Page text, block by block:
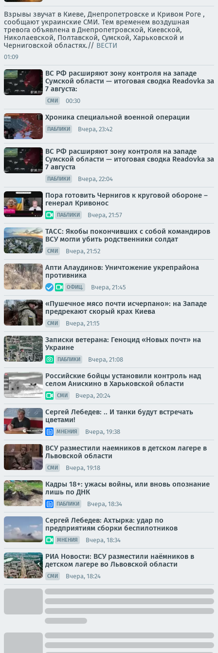
Взрывы звучат в Киеве, Днепропетровске и Кривом Роге ,
сообщают украинские СМИ. Тем временем воздушная
тревога объявлена в Днепропетровской, Киевской,
Николаевской, Полтавской, Сумской, Харьковской и
Черниговской областях.// ВЕСТИ
01:09
ВС РФ расширяют зону контроля на западе
Сумской области — итоговая сводка Readovka за
7 августа:
СМИ 00:30
Хроника специальной военной операции
ПАБЛИКИ Вчера, 23:42
ВС РФ расширяют зону контроля на западе
Сумской области — итоговая сводка Readovka за
7 августа
ПАБЛИКИ Вчера, 22:04
Пора готовить Чернигов к круговой обороне –
генерал Кривонос
ПАБЛИКИ Вчера, 21:57
ТАСС: Якобы покончивших с собой командиров
ВСУ могли убить родственники солдат
СМИ Вчера, 21:52
Апти Алаудинов: Уничтожение укрепрайона
противника
ОФИЦ. Вчера, 21:45
«Пушечное мясо почти исчерпано»: на Западе
предрекают скорый крах Киева
СМИ Вчера, 21:15
Записки ветерана: Геноцид «Новых почт» на
Украине
ПАБЛИКИ Вчера, 21:08
Российские бойцы установили контроль над
селом Анискино в Харьковской области
СМИ Вчера, 20:24
Сергей Лебедев: .. И танки будут встречать
цветами!
МНЕНИЯ Вчера, 19:38
ВСУ разместили наемников в детском лагере в
Львовской области
СМИ Вчера, 19:18
Кадры 18+: ужасы войны, или вновь опознание
лишь по ДНК
ПАБЛИКИ Вчера, 18:34
Сергей Лебедев: Ахтырка: удар по
предприятиям сборки беспилотников
МНЕНИЯ Вчера, 18:34
РИА Новости: ВСУ разместили наёмников в
детском лагере во Львовской области
СМИ Вчера, 18:24